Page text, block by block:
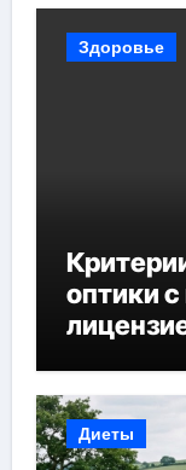
Здоровье
оптики
Диеты